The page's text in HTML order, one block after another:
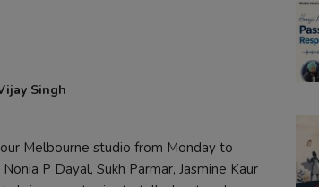
Singh
Melbourne studio from Monday to
P Dayal, Sukh Parmar, Jasmine Kaur